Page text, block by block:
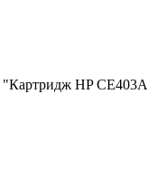
"Картридж HP CE403A